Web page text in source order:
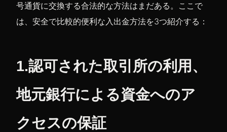
号通貨に交換する合法的な方法はまだある。ここで
は、安全で比較的便利な入出金方法を3つ紹介する：
1.認可された取引所の利用、
地元銀行による資金へのア
クセスの保証